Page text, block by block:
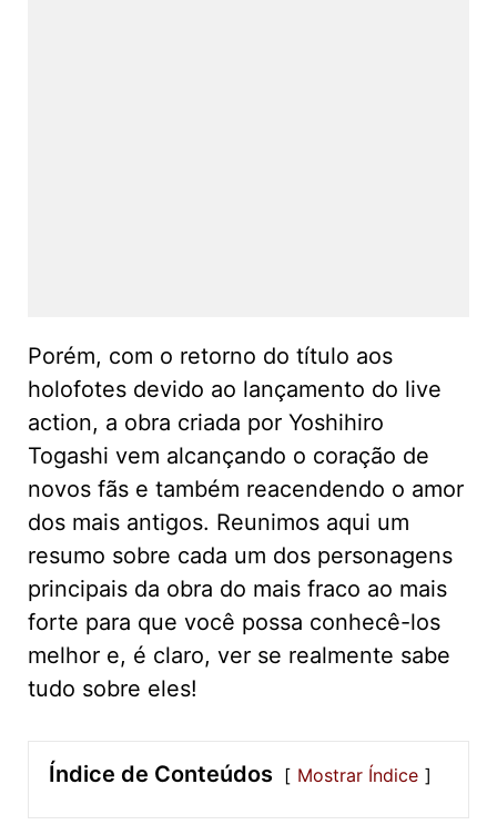
Porém, com o retorno do título aos
holofotes devido ao lançamento do live
action, a obra criada por Yoshihiro
Togashi vem alcançando o coração de
novos fãs e também reacendendo o amor
dos mais antigos. Reunimos aqui um
resumo sobre cada um dos personagens
principais da obra do mais fraco ao mais
forte para que você possa conhecê-los
melhor e, é claro, ver se realmente sabe
tudo sobre eles!
Índice de Conteúdos Mostrar Índice